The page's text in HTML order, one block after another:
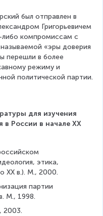
был отправлен в
Григорьевичем
либо компромиссам с
«эры доверия
перешли в более
режиму и
политической партии.
для изучения
России в начале XX
этика,
XX в.). М., 2000.
партии
М., 1998.
2003.